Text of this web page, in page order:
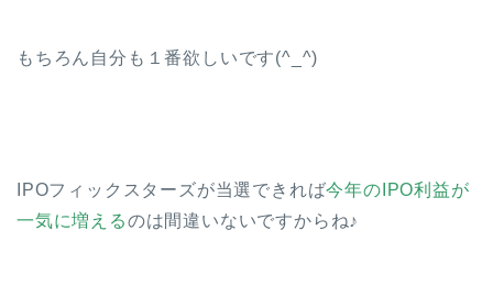
もちろん自分も１番欲しいです(^_^)
IPOフィックスターズが当選できれば今年のIPO利益が
一気に増えるのは間違いないですからね♪